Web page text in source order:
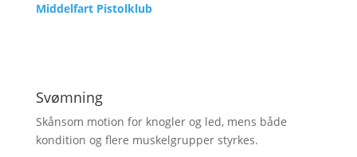
Middelfart Pistolklub
Svømning
Skånsom motion for knogler og led, mens både
kondition og flere muskelgrupper styrkes.